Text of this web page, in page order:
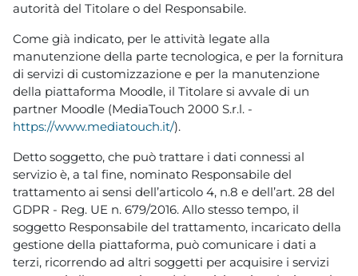
autorità del Titolare o del Responsabile.
Come già indicato, per le attività legate alla
manutenzione della parte tecnologica, e per la fornitura
di servizi di customizzazione e per la manutenzione
della piattaforma Moodle, il Titolare si avvale di un
partner Moodle (MediaTouch 2000 S.r.l. -
https://www.mediatouch.it/).
Detto soggetto, che può trattare i dati connessi al
servizio è, a tal fine, nominato Responsabile del
trattamento ai sensi dell’articolo 4, n.8 e dell’art. 28 del
GDPR - Reg. UE n. 679/2016. Allo stesso tempo, il
soggetto Responsabile del trattamento, incaricato della
gestione della piattaforma, può comunicare i dati a
terzi, ricorrendo ad altri soggetti per acquisire i servizi